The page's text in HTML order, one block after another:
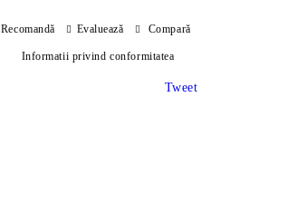
Recomandă Evaluează Compară
Informatii privind conformitatea
Tweet